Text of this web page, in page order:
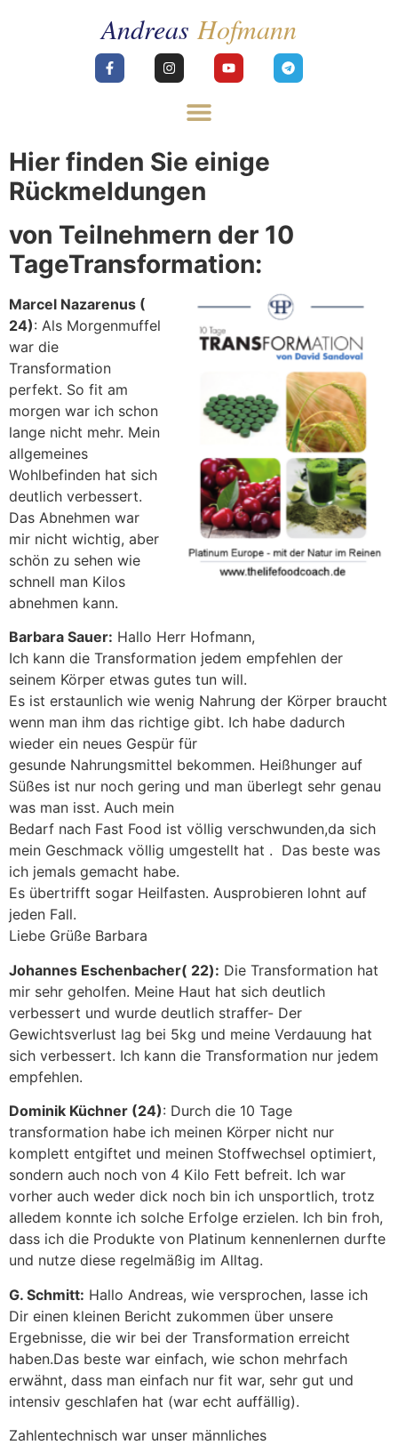
Hier finden Sie einige
Rückmeldungen
von Teilnehmern der 10
TageTransformation:
Marcel Nazarenus (
24): Als Morgenmuffel
war die
Transformation
perfekt. So fit am
morgen war ich schon
lange nicht mehr. Mein
allgemeines
Wohlbefinden hat sich
deutlich verbessert.
Das Abnehmen war
mir nicht wichtig, aber
schön zu sehen wie
schnell man Kilos
abnehmen kann.
Barbara Sauer: Hallo Herr Hofmann,
Ich kann die Transformation jedem empfehlen der
seinem Körper etwas gutes tun will.
Es ist erstaunlich wie wenig Nahrung der Körper braucht
wenn man ihm das richtige gibt. Ich habe dadurch
wieder ein neues Gespür für
gesunde Nahrungsmittel bekommen. Heißhunger auf
Süßes ist nur noch gering und man überlegt sehr genau
was man isst. Auch mein
Bedarf nach Fast Food ist völlig verschwunden,da sich
mein Geschmack völlig umgestellt hat . Das beste was
ich jemals gemacht habe.
Es übertrifft sogar Heilfasten. Ausprobieren lohnt auf
jeden Fall.
Liebe Grüße Barbara
Johannes Eschenbacher( 22): Die Transformation hat
mir sehr geholfen. Meine Haut hat sich deutlich
verbessert und wurde deutlich straffer- Der
Gewichtsverlust lag bei 5kg und meine Verdauung hat
sich verbessert. Ich kann die Transformation nur jedem
empfehlen.
Dominik Küchner (24): Durch die 10 Tage
transformation habe ich meinen Körper nicht nur
komplett entgiftet und meinen Stoffwechsel optimiert,
sondern auch noch von 4 Kilo Fett befreit. Ich war
vorher auch weder dick noch bin ich unsportlich, trotz
alledem konnte ich solche Erfolge erzielen. Ich bin froh,
dass ich die Produkte von Platinum kennenlernen durfte
und nutze diese regelmäßig im Alltag.
G. Schmitt: Hallo Andreas, wie versprochen, lasse ich
Dir einen kleinen Bericht zukommen über unsere
Ergebnisse, die wir bei der Transformation erreicht
haben.Das beste war einfach, wie schon mehrfach
erwähnt, dass man einfach nur fit war, sehr gut und
intensiv geschlafen hat (war echt auffällig).
Zahlentechnisch war unser männliches